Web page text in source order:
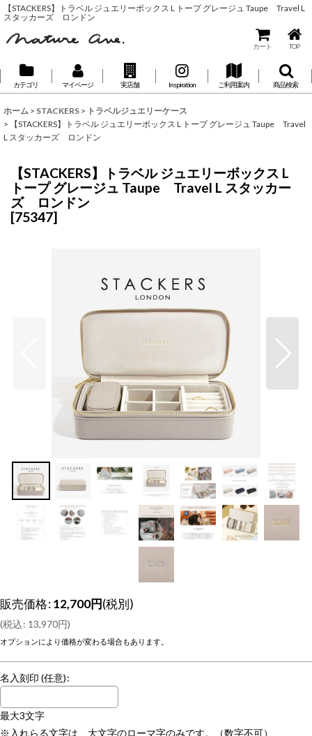
【STACKERS】トラベル ジュエリーボックス L トープ グレージュ Taupe Travel L
スタッカーズ ロンドン
カート TOP
カテゴリ マイページ 実店舗 Inspiration ご利用案内 商品検索
ホーム > STACKERS > トラベルジュエリーケース
>
【STACKERS】トラベル ジュエリーボックス L トープ グレージュ Taupe Travel
L スタッカーズ ロンドン
【STACKERS】トラベル ジュエリーボックス L
トープ グレージュ Taupe Travel L スタッカー
ズ ロンドン
[75347]
販売価格:12,700円(税別)
(税込: 13,970円)
オプションにより価格が変わる場合もあります。
名入刻印 (任意):
最大3文字
※入れらる文字は、大文字のローマ字のみです。（数字不可）